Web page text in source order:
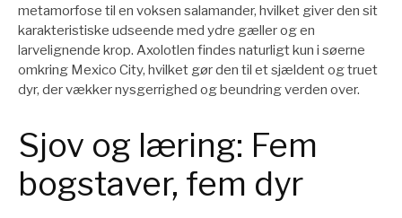
metamorfose til en voksen salamander, hvilket giver den sit
karakteristiske udseende med ydre gæller og en
larvelignende krop. Axolotlen findes naturligt kun i søerne
omkring Mexico City, hvilket gør den til et sjældent og truet
dyr, der vækker nysgerrighed og beundring verden over.
Sjov og læring: Fem
bogstaver, fem dyr